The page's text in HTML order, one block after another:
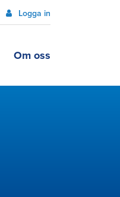
Logga in
Om oss